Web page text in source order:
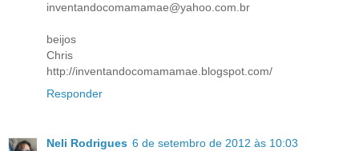
inventandocomamamae@yahoo.com.br
beijos
Chris
http://inventandocomamamae.blogspot.com/
Responder
Neli Rodrigues 6 de setembro de 2012 às 10:03